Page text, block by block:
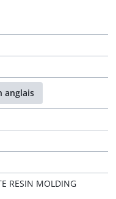
anglais
RESIN MOLDING